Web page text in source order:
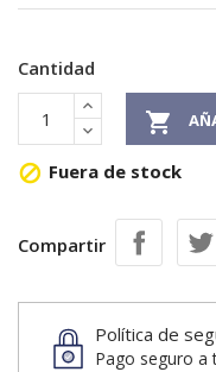
Cantidad

 Fuera de stock
Compartir
Política de
Pago seguro a